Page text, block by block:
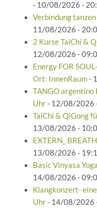
- 10/08/2026 -
Verbindung
11/08/2026 -
2 Kurse TaiChi &
12/08/2026 -
Energy FOR
Ort: InnenRaum-
TANGO argentino
Uhr- 12/08/2026
TaiChi & QiGong
13/08/2026 -
EXTERN_
13/08/2026 -
Basic Vinyasa
14/08/2026 -
Klangkonzert-
Uhr- 14/08/2026